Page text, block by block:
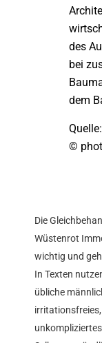
des
bei
dem
©
Die
Wüstenrot
wichtig und
In Texten
übliche